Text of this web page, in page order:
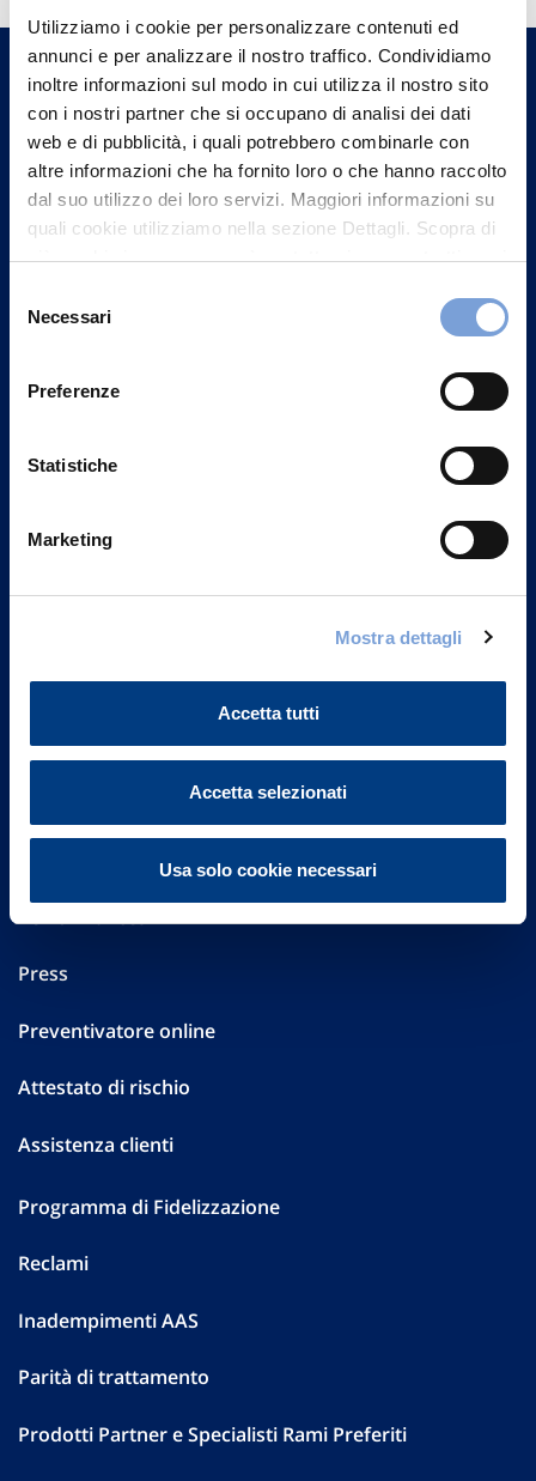
Utilizziamo i cookie per personalizzare contenuti ed
annunci e per analizzare il nostro traffico. Condividiamo
inoltre informazioni sul modo in cui utilizza il nostro sito
con i nostri partner che si occupano di analisi dei dati
web e di pubblicità, i quali potrebbero combinarle con
altre informazioni che ha fornito loro o che hanno raccolto
dal suo utilizzo dei loro servizi. Maggiori informazioni su
quali cookie utilizziamo nella sezione Dettagli. Scopra di
più su chi siamo, come può contattarci e come trattiamo i
può trovare nel footer del sito nella sezione "Informativa
delNecessari
Preferenze
Statistiche
Marketing
Mostra dettagli
Accetta tutti
Accetta selezionati
Usa solo cookie necessari
un nostro Agente.
Contattaci
20149 Milano
Governance
Investor Relations
Performances
Press
Preventivatore online
Attestato di rischio
Assistenza clienti
Programma di Fidelizzazione
Reclami
Inadempimenti AAS
Parità di trattamento
Prodotti Partner e Specialisti Rami Preferiti